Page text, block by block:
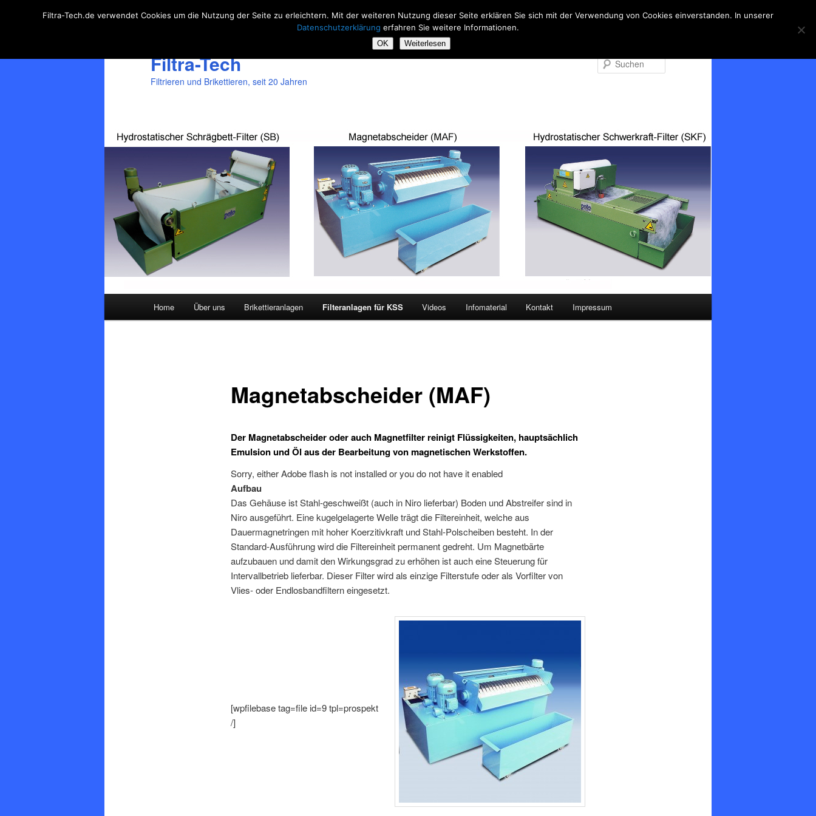
Filtra-Tech
Filtrieren und Brikettieren, seit 20 Jahren
Suchen
Home Über uns Brikettieranlagen Filteranlagen für KSS Videos Infomaterial Kontakt Impressum
Magnetabscheider (MAF)
Der Magnetabscheideroder auch Magnetfilter reinigt Flüssigkeiten, hauptsächlich
Emulsion und Öl aus der Bearbeitung von magnetischen Werkstoffen.
Sorry, either Adobe flash is not installed or you do not have it enabled
Aufbau
Das Gehäuse ist Stahl-geschweißt (auch in Niro lieferbar) Boden und Abstreifer sind in
Niro ausgeführt. Eine kugelgelagerte Welle trägt die Filtereinheit, welche aus
Dauermagnetringen mit hoher Koerzitivkraft und Stahl-Polscheiben besteht. In der
Standard-Ausführung wird die Filtereinheit permanent gedreht. Um Magnetbärte
aufzubauen und damit den Wirkungsgrad zu erhöhen ist auch eine Steuerung für
Intervallbetrieb lieferbar. Dieser Filter wird als einzige Filterstufe oder als Vorfilter von
Vlies- oder Endlosbandfiltern eingesetzt.
[wpfilebase tag=file id=9 tpl=prospekt
/]
Filtra-Tech.de verwendet Cookies um die Nutzung der Seite zu erleichtern. Mit der weiteren Nutzung dieser Seite erklären Sie sich mit der Verwendung von Cookies einverstanden. In unserer
Datenschutzerklärung erfahren Sie weitere Informationen.
OK Weiterlesen